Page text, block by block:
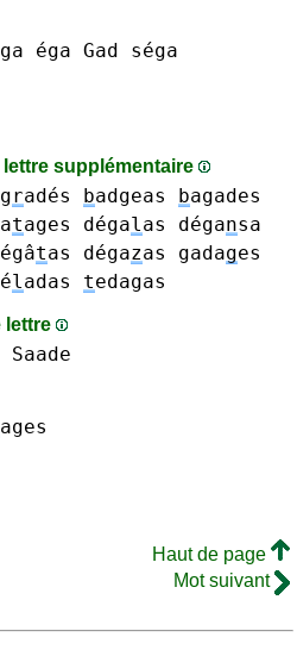
éga Gad séga
supplémentaire
radés badgeas bagades
tages dégalas dégansa
tas dégazas gadages
ladas tedagas
lettre
Saade
ages
Haut de page
Mot suivant